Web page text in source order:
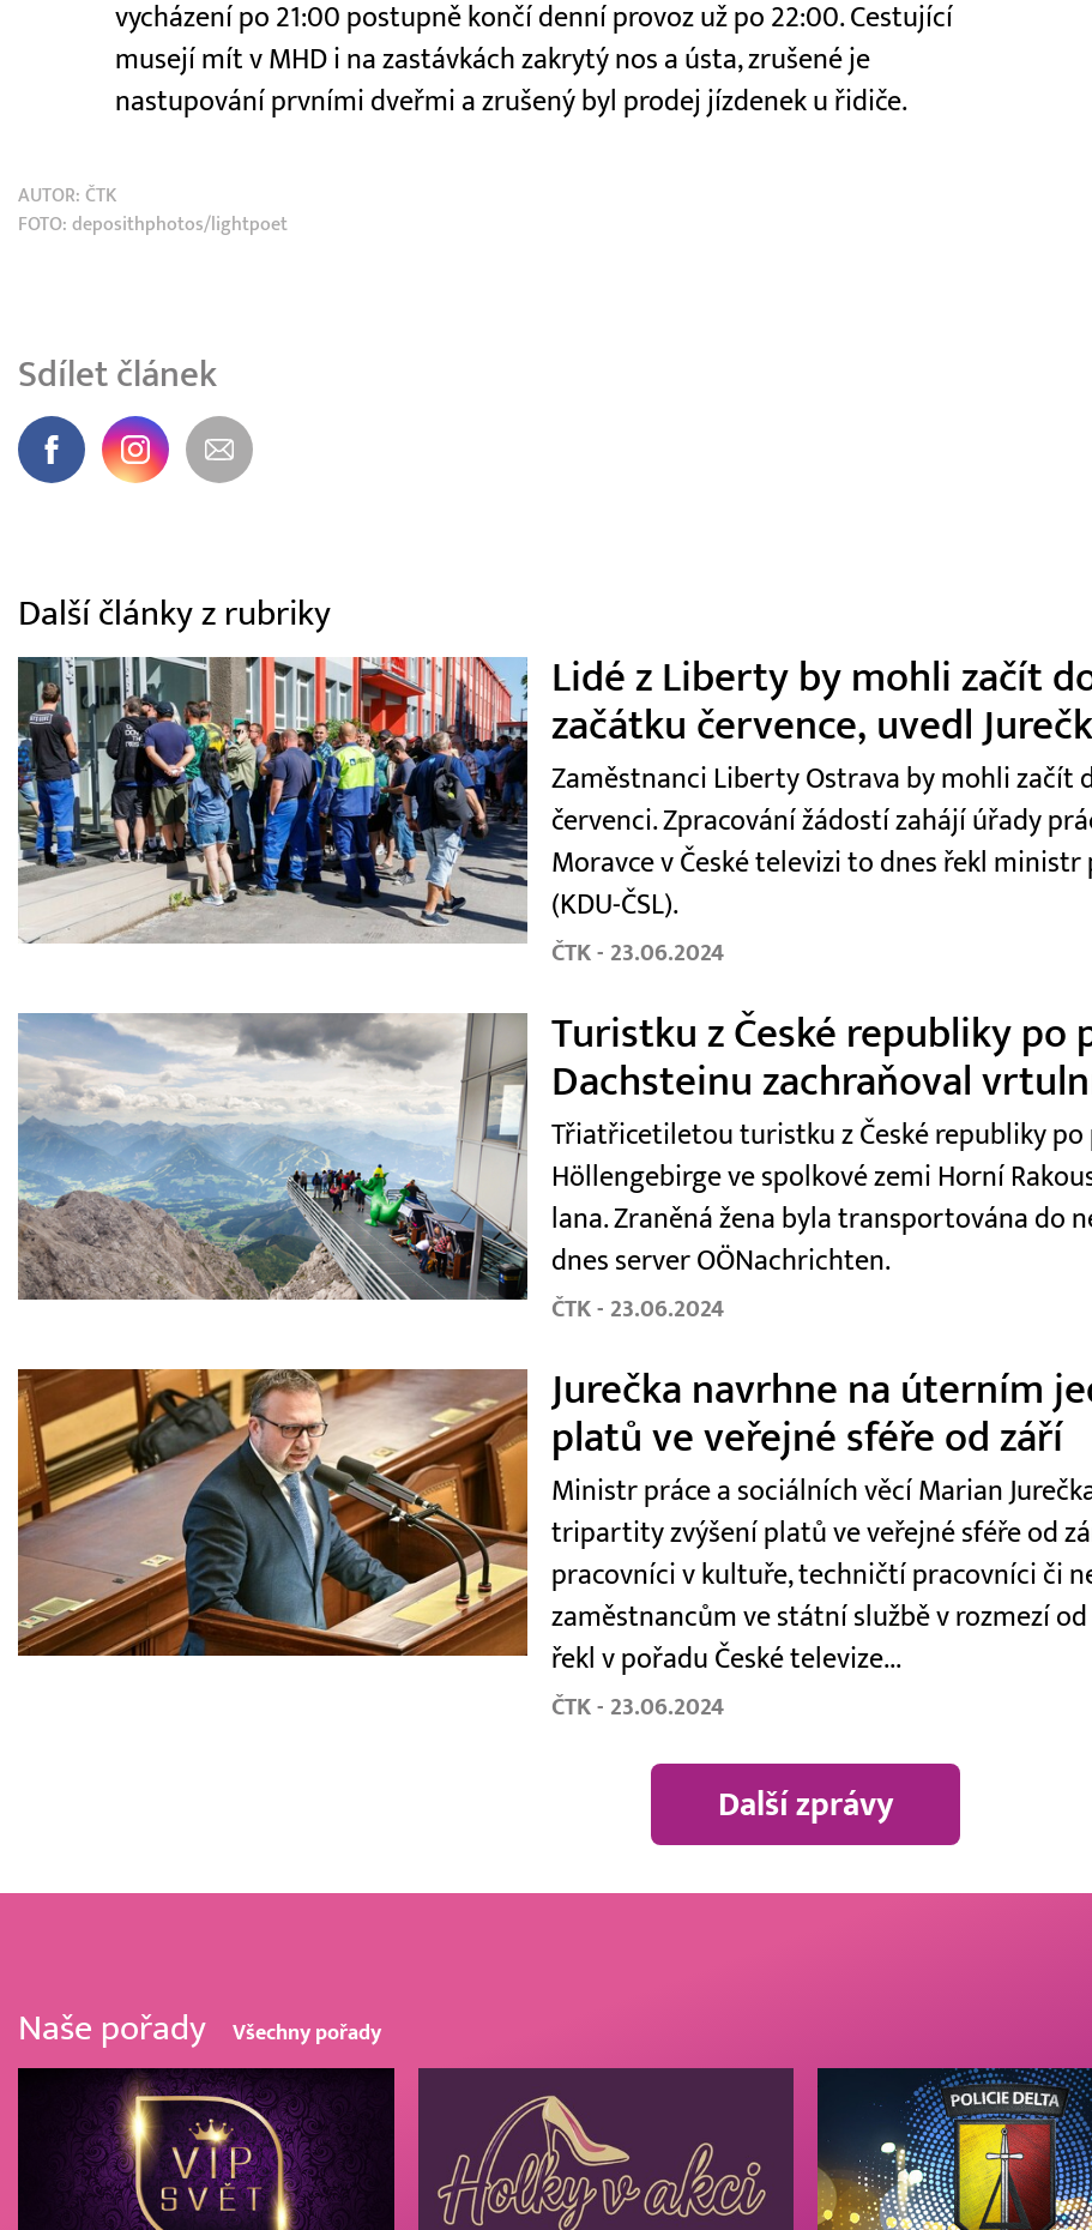
vycházení po 21:00 postupně končí denní provoz už po 22:00. Cestující
musejí mít v MHD i na zastávkách zakrytý nos a ústa, zrušené je
nastupování prvními dveřmi a zrušený byl prodej jízdenek u řidiče.
AUTOR: ČTK
FOTO: deposithphotos/lightpoet
Sdílet článek
Další články z rubriky
Lidé z Liberty by mohli začít
začátku července, uvedl
Zaměstnanci Liberty Ostrava by mohli začít
červenci. Zpracování žádostí zahájí úřady
Moravce v České televizi to dnes řekl
(KDU-ČSL).
ČTK - 23.06.2024
Turistku z České republiky po
Dachsteinu zachraňoval
Třiatřicetiletou turistku z České republiky
Höllengebirge ve spolkové zemi Horní
lana. Zraněná žena byla transportována do
dnes server OÖNachrichten.
ČTK - 23.06.2024
Jurečka navrhne na úterním
platů ve veřejné sféře od září
Ministr práce a sociálních věcí Marian
tripartity zvýšení platů ve veřejné sféře od
pracovníci v kultuře, techničtí pracovníci či
zaměstnancům ve státní službě v rozmezí
řekl v pořadu České televize...
ČTK - 23.06.2024
Další zprávy
Naše pořady Všechny pořady